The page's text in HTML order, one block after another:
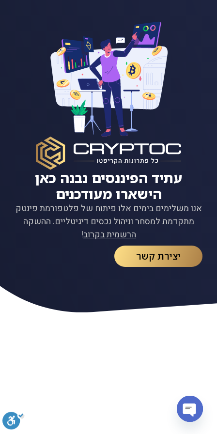
עתיד הפיננסים נבנה כאן
הישארו מעודכנים
אנו משלימים בימים אלו פיתוח של פלטפורמת פינטק
מתקדמת למסחר וניהול נכסים דיגיטליים.ההשקה
הרשמית בקרוב!
יצירת קשר